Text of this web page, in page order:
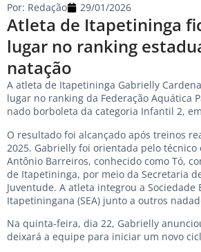
Atleta de Itapetininga
lugar no ranking
natação
Por: Redação 29/01/2026
A atleta de Itapetininga Gabrielly
lugar no ranking da Federação Aquática
nado borboleta da categoria Infantil 2,
O resultado foi alcançado após treinos
2025. Gabrielly foi orientada pelo técnico
Antônio Barreiros, conhecido como Tó,
de Itapetininga, por meio da Secretaria
Juventude. A atleta integrou a Sociedade
Itapetiningana (SEA) junto a outros
Na quinta-feira, dia 22, Gabrielly
deixará a equipe para iniciar um novo